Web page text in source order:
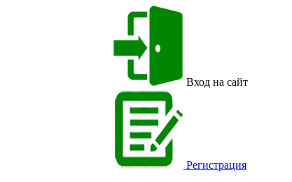
Вход на сайт
Регистрация